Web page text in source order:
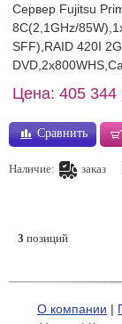
Сервер Fujitsu
8C(2,1GHz/
SFF),RAID 420I
Цена: 405 344
Сравнить
Наличие: заказ
3 позиций
О компании |